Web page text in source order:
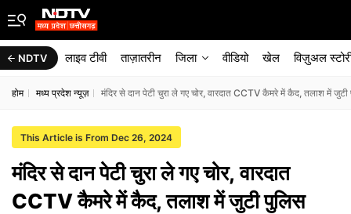
NDTV लाइव टीवी ताज़ातरीन जिला वीडियो खेल विज़ुअल
होम मध्य प्रदेश न्यूज़ मंदिर से दान पेटी चुरा ले गए चोर, वारदात CCTV कैमरे में कैद, तलाश में
This Article is From Dec 26, 2024
मंदिर से दान पेटी चुरा ले गए चोर, वारदात
CCTV कैमरे में कैद, तलाश में जुटी पुलिस